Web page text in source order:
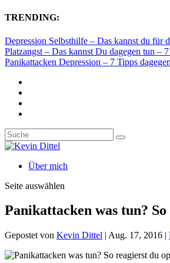
TRENDING:
Depression Selbsthilfe – Das kannst du für
Platzangst – Das kannst Du dagegen tun –
Panikattacken Depression – 7 Tipps dagegen
Über mich
Seite auswählen
Panikattacken was tun?
Gepostet von Kevin Dittel | Aug. 17, 2016 |